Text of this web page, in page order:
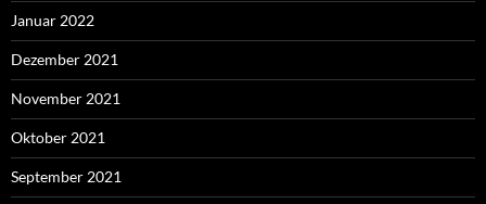
Januar 2022
Dezember 2021
November 2021
Oktober 2021
September 2021